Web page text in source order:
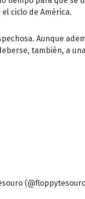
ciclo de América.
Aunque
también, a